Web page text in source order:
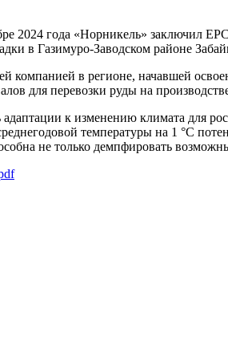
2024 года «Норникель» заключил
в Газимуро-Заводском районе
компанией в регионе, начавшей
для перевозки руды на
к изменению климата для
температуры на 1 °C
не только демпфировать